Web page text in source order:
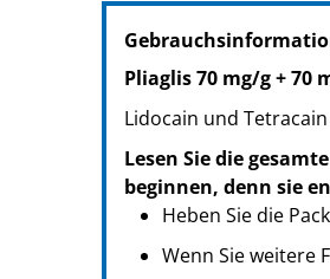
PZN: 18312585
PPN: 111831258592
NTIN: 04150183125857
Pliaglis 70 mg/g + 70
Lidocain und Tetracain
Lesen Sie die
beginnen, denn sie
Heben Sie die
Wenn Sie weitere